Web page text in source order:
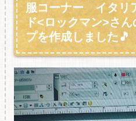
服コーナー イタリ
ド<ロックマン>さ
プを作成しました🎵